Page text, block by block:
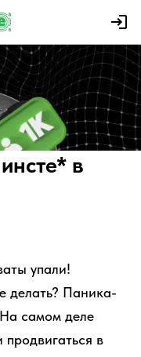
в
упали!
делать? Паника-
самом деле
в